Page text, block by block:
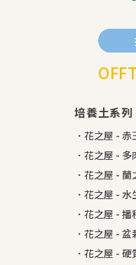
培養土系列
．花之屋 -
．花之屋 -
．花之屋 -
．花之屋 -
．花之屋 -
．花之屋 -
．花之屋 -